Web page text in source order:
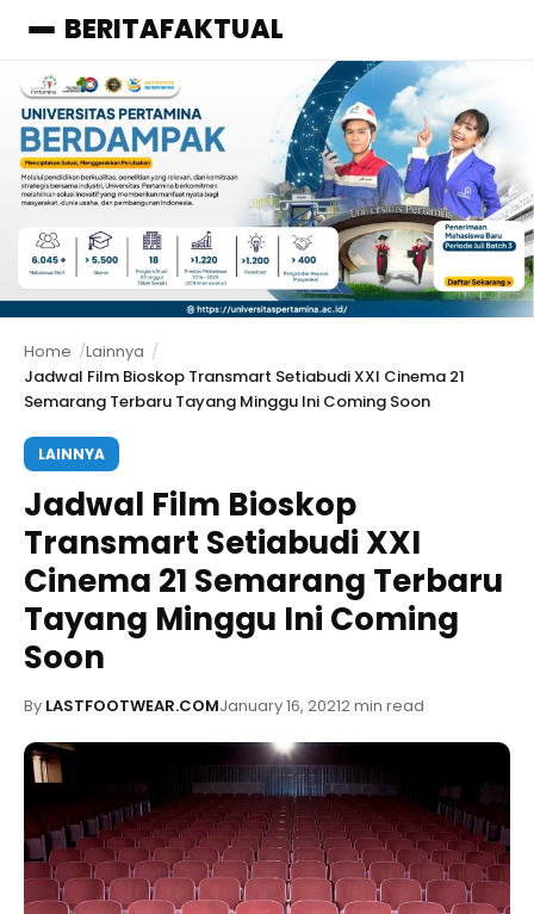
MenuBERITAFAKTUAL
Home
Lainnya
Jadwal Film Bioskop Transmart Setiabudi XXI Cinema 21
Semarang Terbaru Tayang Minggu Ini Coming Soon
LAINNYA
Jadwal Film Bioskop
Transmart Setiabudi XXI
Cinema 21 Semarang Terbaru
Tayang Minggu Ini Coming
Soon
By LASTFOOTWEAR.COMJanuary 16, 20212 min read